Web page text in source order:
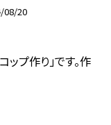
08/20
ップ作り」です。作